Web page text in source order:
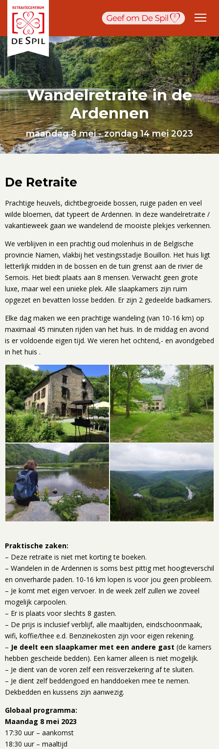
Wandelretraite in de
Ardennen
maandag 8 mei - zondag 14 mei 2023
De Retraite
Prachtige heuvels, dichtbegroeide bossen, ruige paden en veel
wilde bloemen, dat typeert de Ardennen. In deze wandelretraite /
vakantieweek gaan we wandelend de mooiste plekjes verkennen.
We verblijven in een prachtig oud molenhuis in de Belgische
provincie Namen, vlakbij het vestingsstadje Bouillon. Het huis ligt
letterlijk midden in de bossen en de tuin grenst aan de rivier de
Semois. Het biedt plaats aan 8 mensen. Verwacht geen grote
luxe, maar wel een unieke plek. Alle slaapkamers zijn ruim
opgezet en bevatten losse bedden. Er zijn 2 gedeelde badkamers.
Elke dag maken we een prachtige wandeling (van 10-16 km) op
maximaal 45 minuten rijden van het huis. In de middag en avond
is er voldoende eigen tijd. We vieren het ochtend,- en avondgebed
in het huis .
Praktische zaken:
– Deze retraite is niet met korting te boeken.
– Wandelen in de Ardennen is soms best pittig met hoogteverschil
en onverharde paden. 10-16 km lopen is voor jou geen probleem.
– Je komt met eigen vervoer. In de week zelf zullen we zoveel
mogelijk carpoolen.
– Er is plaats voor slechts 8 gasten.
– De prijs is inclusief verblijf, alle maaltijden, eindschoonmaak,
wifi, koffie/thee e.d. Benzinekosten zijn voor eigen rekening.
– Je deelt een slaapkamer met een andere gast (de kamers
hebben gescheide bedden). Een kamer alleen is niet mogelijk.
– Je dient van de voren zelf een reisverzekering af te sluiten.
– Je dient zelf beddengoed en handdoeken mee te nemen.
Dekbedden en kussens zijn aanwezig.
Globaal programma:
Maandag 8 mei 2023
17:30 uur – aankomst
18:30 uur – maaltijd